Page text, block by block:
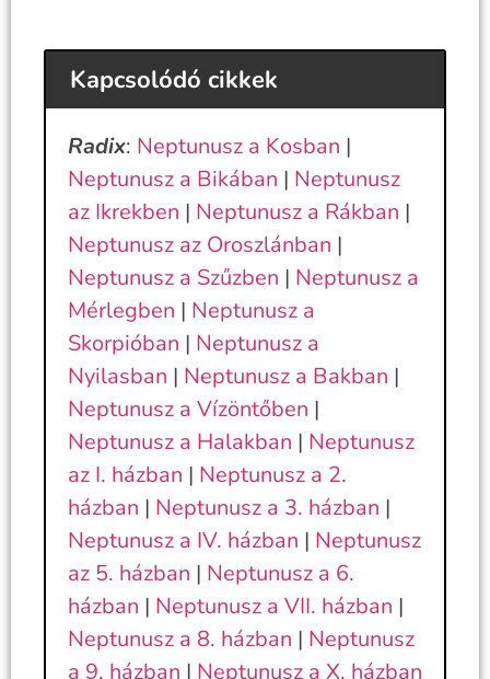
Kapcsolódó cikkek
Radix: Neptunusz a Kosban |
Neptunusz a Bikában | Neptunusz
az Ikrekben | Neptunusz a Rákban |
Neptunusz az Oroszlánban |
Neptunusz a Szűzben | Neptunusz a
Mérlegben | Neptunusz a
Skorpióban | Neptunusz a
Nyilasban | Neptunusz a Bakban |
Neptunusz a Vízöntőben |
Neptunusz a Halakban | Neptunusz
az I. házban | Neptunusz a 2.
házban | Neptunusz a 3. házban |
Neptunusz a IV. házban | Neptunusz
az 5. házban | Neptunusz a 6.
házban | Neptunusz a VII. házban |
Neptunusz a 8. házban | Neptunusz
a 9. házban | Neptunusz a X. házban